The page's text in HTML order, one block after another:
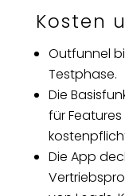
Kosten
Outfunnel
Testphase.
Die
für
Die App